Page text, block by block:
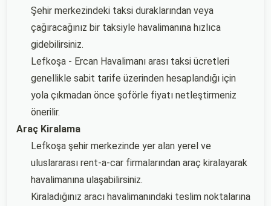
Şehir merkezindeki taksi duraklarından veya
çağıracağınız bir taksiyle havalimanına hızlıca
gidebilirsiniz.
Lefkoşa - Ercan Havalimanı arası taksi ücretleri
genellikle sabit tarife üzerinden hesaplandığı için
yola çıkmadan önce şoförle fiyatı netleştirmeniz
önerilir.
Araç Kiralama
Lefkoşa şehir merkezinde yer alan yerel ve
uluslararası rent-a-car firmalarından araç kiralayarak
havalimanına ulaşabilirsiniz.
Kiraladığınız aracı havalimanındaki teslim noktalarına